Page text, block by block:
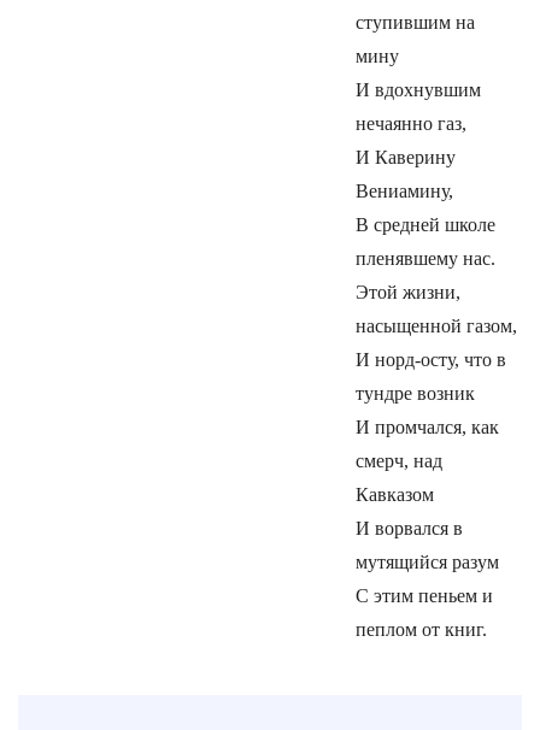
ступившим на
мину
И вдохнувшим
нечаянно газ,
И Каверину
Вениамину,
В средней школе
пленявшему нас.
Этой жизни,
насыщенной газом,
И норд-осту, что в
тундре возник
И промчался, как
смерч, над
Кавказом
И ворвался в
мутящийся разум
С этим пеньем и
пеплом от книг.